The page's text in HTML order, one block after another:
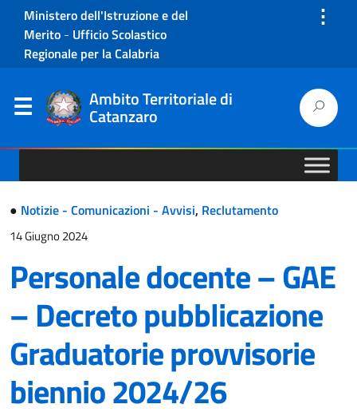
Ministero dell'Istruzione e del
Merito - Ufficio Scolastico
Regionale per la Calabria
⋮
Ambito Territoriale di
Catanzaro
● Notizie - Comunicazioni - Avvisi, Reclutamento
14 Giugno 2024
Personale docente – GAE
– Decreto pubblicazione
Graduatorie provvisorie
biennio 2024/26